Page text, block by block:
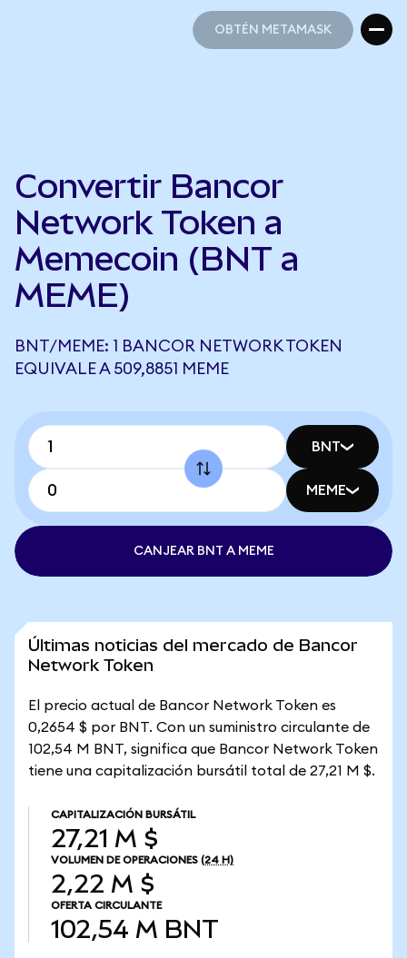
OBTÉN METAMASK
Convertir Bancor
Network Token a
Memecoin (BNT a
MEME)
BNT/MEME: 1 BANCOR NETWORK TOKEN
EQUIVALE A 509,8851 MEME
BNT
MEME
CANJEAR BNT A MEME
Últimas noticias del mercado de Bancor
Network Token
El precio actual de Bancor Network Token es
0,2654 $ por BNT. Con un suministro circulante de
102,54 M BNT, significa que Bancor Network Token
tiene una capitalización bursátil total de 27,21 M $.
CAPITALIZACIÓN BURSÁTIL
27,21 M $
VOLUMEN DE OPERACIONES (24 H)
2,22 M $
OFERTA CIRCULANTE
102,54 M BNT